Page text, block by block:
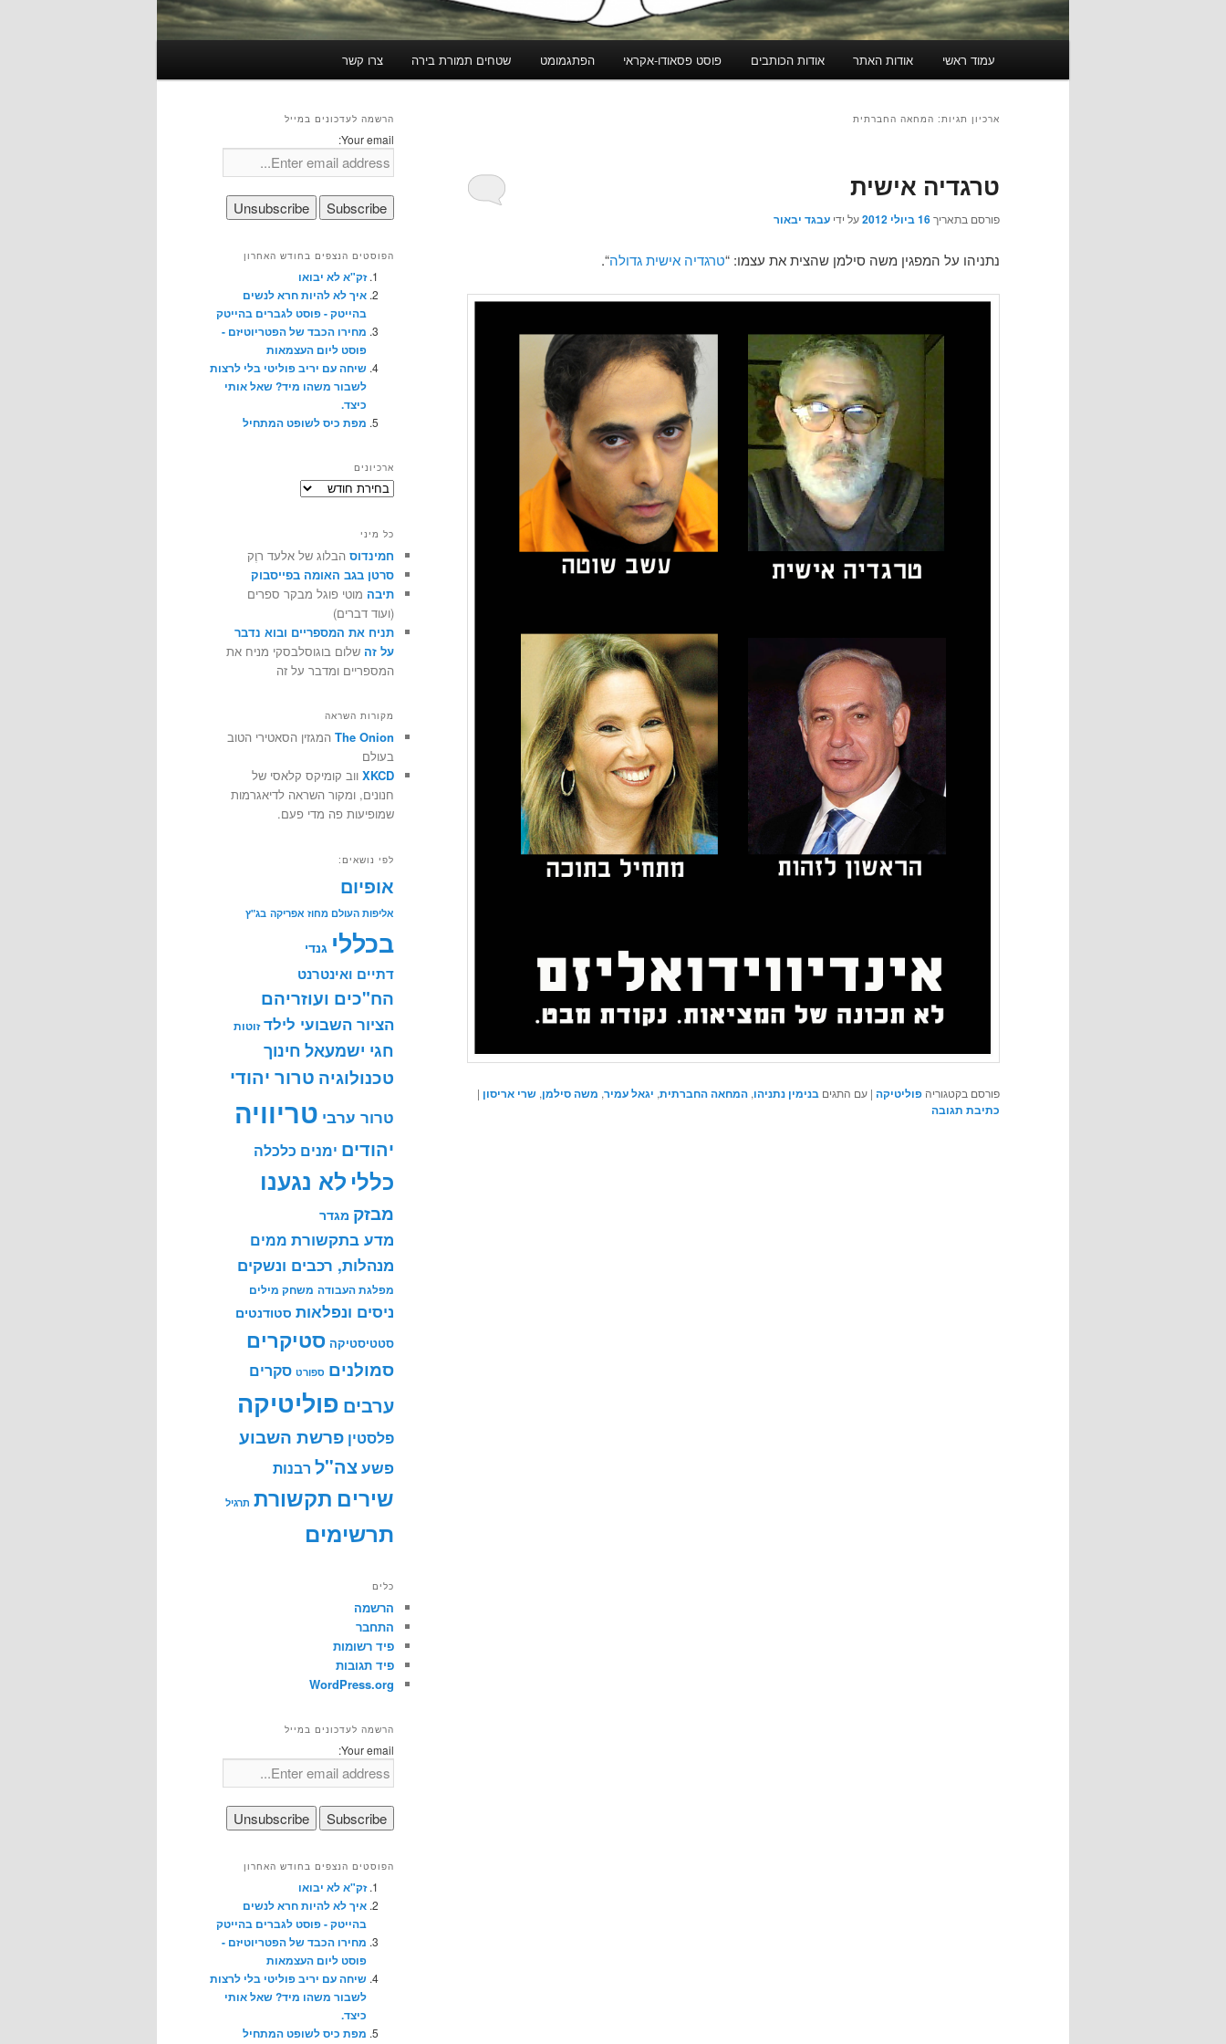
עמוד ראשי אודות האתר אודות הכותבים פוסט פסאודו-אקראי הפתגמומט שטחים תמורת בירה צרו קשר
ארכיון תגיות: המחאה החברתית
טרגדיה אישית
פורסם בתאריך16 ביולי 2012 על ידי עבגד יבאור
נתניהו על המפגין משה סילמן שהצית את עצמו: “טרגדיה אישית גדולה“.
פורסם בקטגוריה פוליטיקה | עם התגים בנימין נתניהו, המחאה החברתית, יגאל עמיר, משה סילמן, שרי אריסון |
כתיבת תגובה
הרשמה לעדכונים במייל
Your email:
הפוסטים הנצפים בחודש האחרון
זק"א לא יבואו
איך לא להיות חרא לנשים
בהייטק - פוסט לגברים בהייטק
מחירו הכבד של הפטריוטיזם -
פוסט ליום העצמאות
שיחה עם יריב פוליטי בלי לרצות
לשבור משהו מיד? שאל אותי
כיצד.
מפת כיס לשופט המתחיל
ארכיונים
ארכיונים
כל מיני
חמינדוס הבלוג של אלעד רוֶק
סרטן בגב האומה בפייסבוק
תיבה מוטי פוגל מבקר ספרים
(ועוד דברים)
תניח את המספריים ובוא נדבר
על זה שלום בוגוסלבסקי מניח את
המספריים ומדבר על זה
מקורות השראה
The Onion המגזין הסאטירי הטוב
בעולם
XKCD ווב קומיקס קלאסי של
חנונים, ומקור השראה לדיאגרמות
שמופיעות פה מדי פעם.
לפי נושאים:
אופיום
אליפות העולם מחוז אפריקה בג"ץ
בכללי גנדי
דתיים ואינטרנט
הח"כים ועוזריהם
הציור השבועי לילד זוטות
חגי ישמעאל חינוך
טכנולוגיה טרור יהודי
טרור ערבי טריוויה
יהודים ימנים כלכלה
כללי לא נגענו
מבזק מגדר
מדע בתקשורת ממים
מנהלות, רכבים ונשקים
מפלגת העבודה משחק מילים
ניסים ונפלאות סטודנטים
סטטיסטיקה סטיקרים
סמולנים ספורט סקרים
ערבים פוליטיקה
פלסטין פרשת השבוע
פשעצה"ל רבנות
שירים תקשורת תרגיל
תרשימים
כלים
הרשמה
התחבר
פיד רשומות
פיד תגובות
WordPress.org
הרשמה לעדכונים במייל
Your email:
הפוסטים הנצפים בחודש האחרון
זק"א לא יבואו
איך לא להיות חרא לנשים
בהייטק - פוסט לגברים בהייטק
מחירו הכבד של הפטריוטיזם -
פוסט ליום העצמאות
שיחה עם יריב פוליטי בלי לרצות
לשבור משהו מיד? שאל אותי
כיצד.
מפת כיס לשופט המתחיל